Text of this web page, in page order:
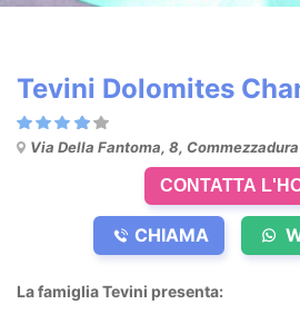
Tevini Dolomites
Via Della Fantoma, 8,
CONTATTA
CHIAMA
La famiglia Tevini presenta: